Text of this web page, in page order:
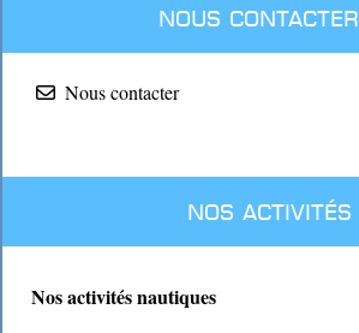
Nous contacter
Nous contacter
Nos activités
Nos activités nautiques